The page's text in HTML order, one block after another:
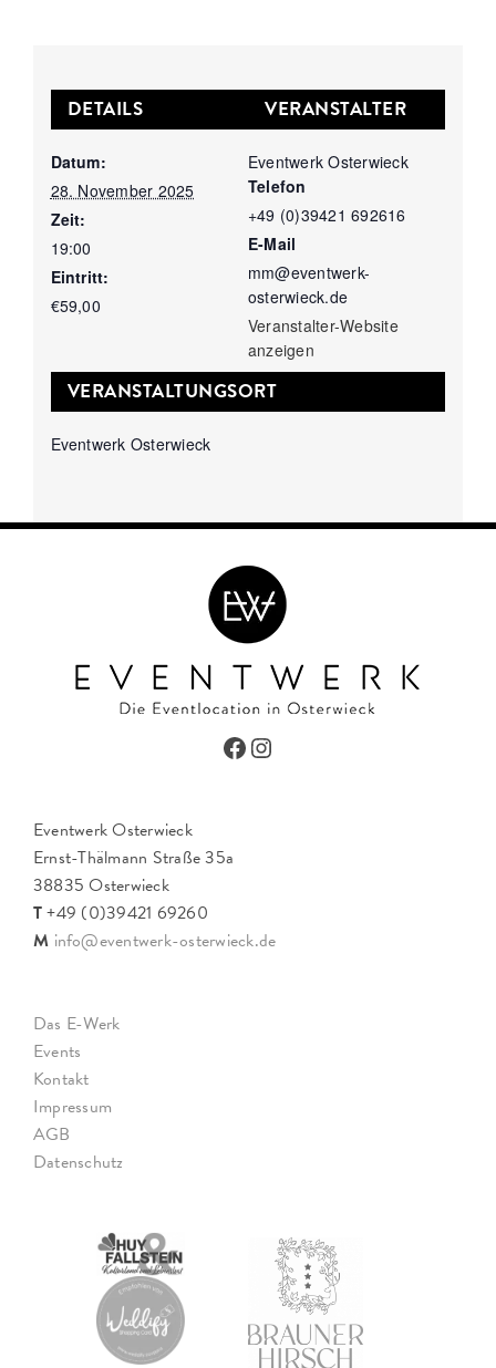
DETAILS
Datum:
28. November 2025
Zeit:
19:00
Eintritt:
€59,00
VERANSTALTUNGSORT
Eventwerk Osterwieck
VERANSTALTER
Eventwerk Osterwieck
Telefon
+49 (0)39421 692616
E-Mail
mm@eventwerk-
osterwieck.de
Veranstalter-Website
anzeigen
Facebook
Eventwerk Osterwieck
Ernst-Thälmann Straße 35a
38835 Osterwieck
T+49 (0)39421 69260
M info@eventwerk-osterwieck.de
Das E-Werk
Events
Kontakt
Impressum
AGB
Datenschutz